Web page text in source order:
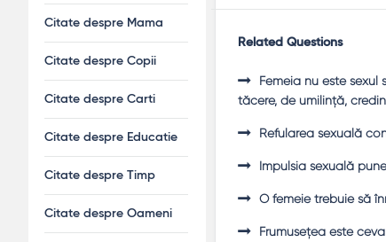
Related Questions
Femeia nu este
tăcere, de umilinţă,
Refularea sexuală
Impulsia sexuală
O femeie trebuie să
Frumuseţea este
Citate despre Mama
Citate despre Copii
Citate despre Carti
Citate despre Educatie
Citate despre Timp
Citate despre Oameni